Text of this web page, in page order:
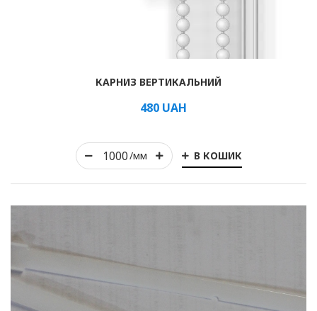
Горизонтальні жалюзі
Римські
/мм В КОШИК
КАРНИЗ ВЕРТИКАЛЬНИЙ
480 UAH